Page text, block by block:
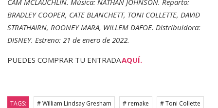
BRADLEY COOPER, CATE BLANCHETT, TONI COLLETTE, DAVID
STRATHAIRN, ROONEY MARA, WILLEM DAFOE. Distribuidora:
DISNEY. Estreno: 21 de enero de 2022.
PUEDES COMPRAR TU ENTRADAAQUÍ.
TAGS: # William Lindsay Gresham # remake # Toni Collette